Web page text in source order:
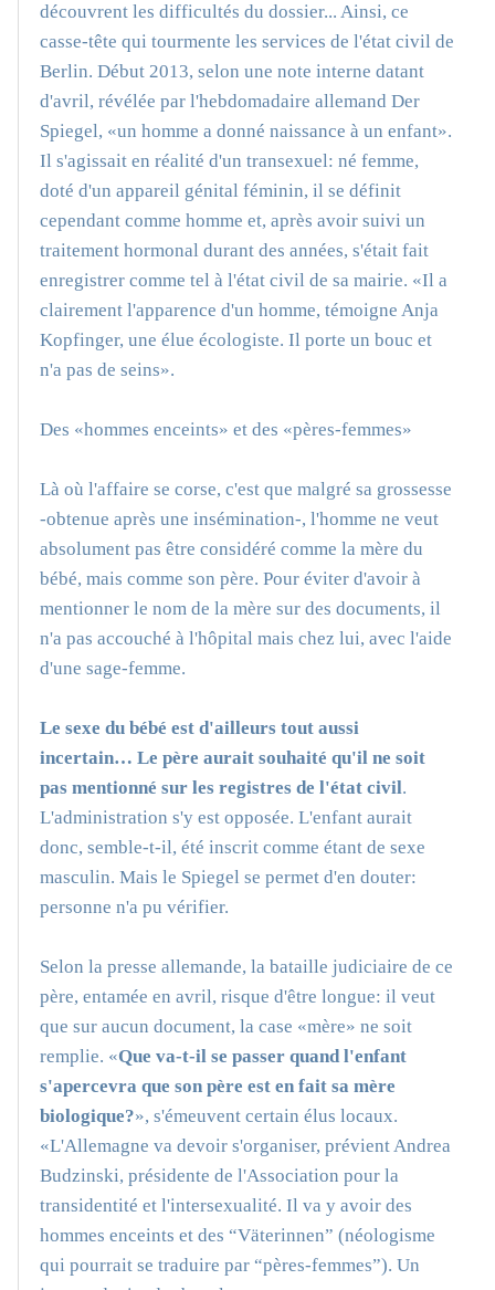
découvrent les difficultés du dossier... Ainsi, ce
casse-tête qui tourmente les services de l'état civil de
Berlin. Début 2013, selon une note interne datant
d'avril, révélée par l'hebdomadaire allemand Der
Spiegel, «un homme a donné naissance à un enfant».
Il s'agissait en réalité d'un transexuel: né femme,
doté d'un appareil génital féminin, il se définit
cependant comme homme et, après avoir suivi un
traitement hormonal durant des années, s'était fait
enregistrer comme tel à l'état civil de sa mairie. «Il a
clairement l'apparence d'un homme, témoigne Anja
Kopfinger, une élue écologiste. Il porte un bouc et
n'a pas de seins».
Des «hommes enceints» et des «pères-femmes»
Là où l'affaire se corse, c'est que malgré sa grossesse
-obtenue après une insémination-, l'homme ne veut
absolument pas être considéré comme la mère du
bébé, mais comme son père. Pour éviter d'avoir à
mentionner le nom de la mère sur des documents, il
n'a pas accouché à l'hôpital mais chez lui, avec l'aide
d'une sage-femme.
Le sexe du bébé est d'ailleurs tout aussi
incertain… Le père aurait souhaité qu'il ne soit
pas mentionné sur les registres de l'état civil.
L'administration s'y est opposée. L'enfant aurait
donc, semble-t-il, été inscrit comme étant de sexe
masculin. Mais le Spiegel se permet d'en douter:
personne n'a pu vérifier.
Selon la presse allemande, la bataille judiciaire de ce
père, entamée en avril, risque d'être longue: il veut
que sur aucun document, la case «mère» ne soit
remplie. «Que va-t-il se passer quand l'enfant
s'apercevra que son père est en fait sa mère
biologique?», s'émeuvent certain élus locaux.
«L'Allemagne va devoir s'organiser, prévient Andrea
Budzinski, présidente de l'Association pour la
transidentité et l'intersexualité. Il va y avoir des
hommes enceints et des “Väterinnen” (néologisme
qui pourrait se traduire par “pères-femmes”). Un